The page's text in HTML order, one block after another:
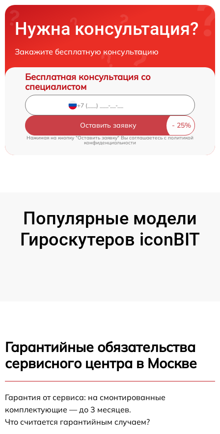
Нужна консультация?
Закажите бесплатную консультацию
Бесплатная консультация со
специалистом
Оставить заявку
Нажимая на кнопку "Оставить заявку" Вы соглашаетесь c политикой
конфиденциальности
Популярные модели
Гироскутеров iconBIT
Гарантийные обязательства
сервисного центра в Москве
Гарантия от сервиса: на смонтированные
комплектующие — до 3 месяцев.
Что считается гарантийным случаем?